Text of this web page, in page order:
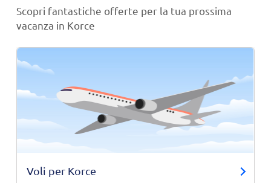
Scopri fantastiche offerte per la tua prossima
vacanza in Korce
Voli per Korce